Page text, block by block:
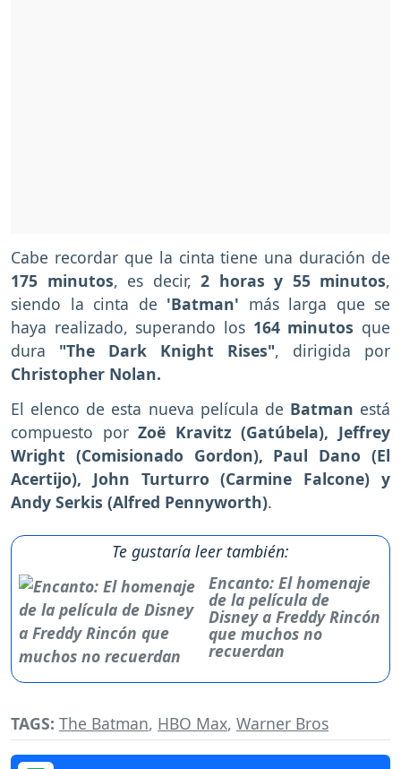
Cabe recordar que la cinta tiene una duración de
175 minutos, es decir, 2 horas y 55 minutos,
siendo la cinta de 'Batman' más larga que se
haya realizado, superando los 164 minutos que
dura "The Dark Knight Rises", dirigida por
Christopher Nolan.
El elenco de esta nueva película de Batman está
compuesto porZoë Kravitz (Gatúbela), Jeffrey
Wright (Comisionado Gordon), Paul Dano (El
Acertijo), John Turturro (Carmine Falcone) y
Andy Serkis (Alfred Pennyworth).
Te gustaría leer también:
Encanto: El homenaje
de la película de
Disney a Freddy Rincón
que muchos no
recuerdan
TAGS: The Batman, HBO Max, Warner Bros